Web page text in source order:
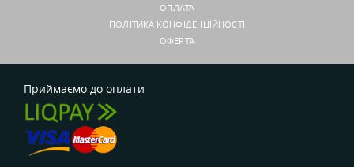
ОПЛАТА
ПОЛІТИКА КОНФІДЕНЦІЙНОСТІ
ОФЕРТА
Приймаємо до оплати